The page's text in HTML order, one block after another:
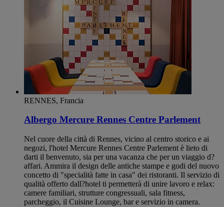
RENNES, Francia
Albergo Mercure Rennes Centre Parlement
Nel cuore della città di Rennes, vicino al centro storico e ai
negozi, l'hotel Mercure Rennes Centre Parlement è lieto di
darti il benvenuto, sia per una vacanza che per un viaggio d?
affari. Ammira il design delle antiche stampe e godi del nuovo
concetto di "specialità fatte in casa" dei ristoranti. Il servizio di
qualità offerto dall?hotel ti permetterà di unire lavoro e relax:
camere familiari, strutture congressuali, sala fitness,
parcheggio, il Cuisine Lounge, bar e servizio in camera.